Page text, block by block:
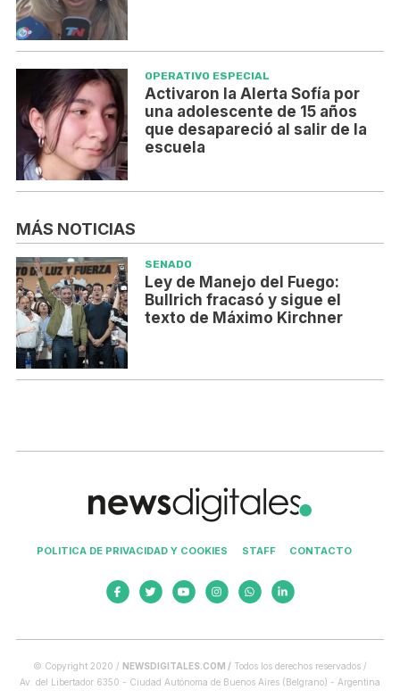
OPERATIVO ESPECIAL
Activaron la Alerta Sofía por
una adolescente de 15 años
que desapareció al salir de la
escuela
MÁS NOTICIAS
SENADO
Ley de Manejo del Fuego:
Bullrich fracasó y sigue el
texto de Máximo Kirchner
POLITICA DE PRIVACIDAD Y COOKIES STAFF CONTACTO
© Copyright 2020 / NEWSDIGITALES.COM / Todos los derechos reservados /
Av. del Libertador 6350 - Ciudad Autónoma de Buenos Aires (Belgrano) - Argentina